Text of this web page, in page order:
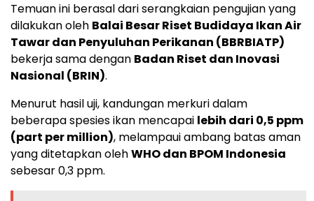
Temuan ini berasal dari serangkaian pengujian yang
dilakukan oleh Balai Besar Riset Budidaya Ikan Air
Tawar dan Penyuluhan Perikanan (BBRBIATP)
bekerja sama dengan Badan Riset dan Inovasi
Nasional (BRIN).
Menurut hasil uji, kandungan merkuri dalam
beberapa spesies ikan mencapai lebih dari 0,5 ppm
(part per million), melampaui ambang batas aman
yang ditetapkan olehWHO dan BPOM Indonesia
sebesar 0,3 ppm.